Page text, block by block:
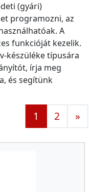
(gyári)
programozni, az
A
funkcióját kezelik.
készüléke típusára
írja meg
és segítünk
1 2 »